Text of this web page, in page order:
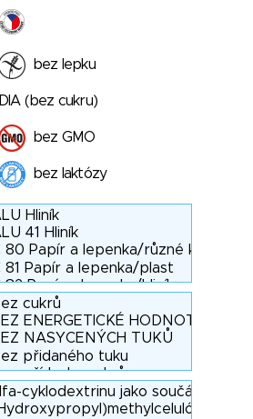
bez lepku
DIA (bez cukru)
bez GMO
bez laktózy